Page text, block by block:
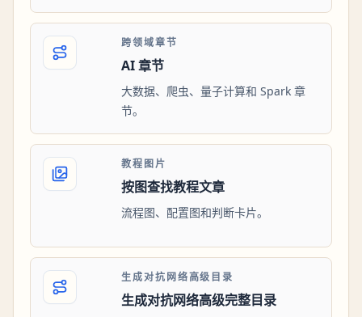
跨领域章节
AI 章节
大数据、爬虫、量子计算和 Spark 章
节。
教程图片
按图查找教程文章
流程图、配置图和判断卡片。
生成对抗网络高级目录
生成对抗网络高级完整目录